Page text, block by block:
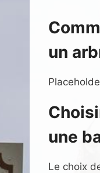
un
une
Le choix